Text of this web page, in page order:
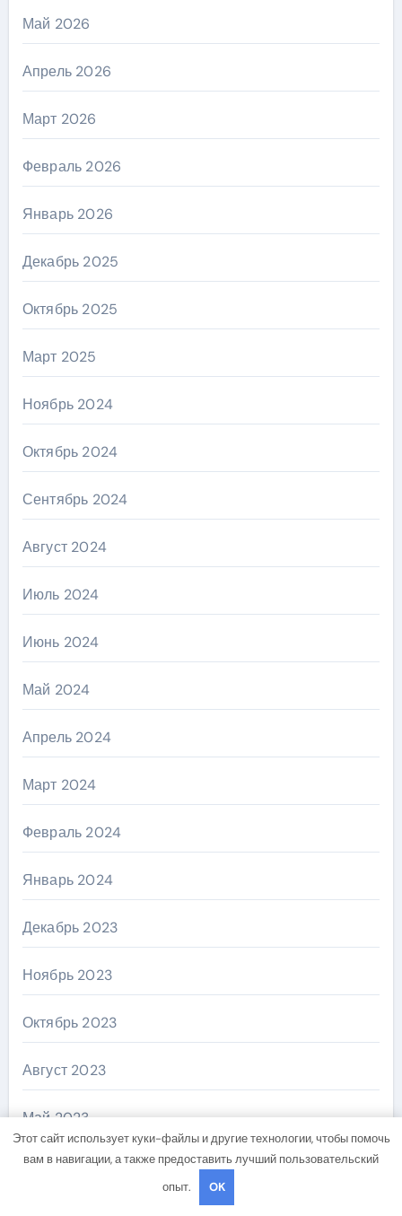
Май 2026
Апрель 2026
Март 2026
Февраль 2026
Январь 2026
Декабрь 2025
Октябрь 2025
Март 2025
Ноябрь 2024
Октябрь 2024
Сентябрь 2024
Август 2024
Июль 2024
Июнь 2024
Май 2024
Апрель 2024
Март 2024
Февраль 2024
Январь 2024
Декабрь 2023
Ноябрь 2023
Октябрь 2023
Август 2023
Май 2023
Апрель 2023
Этот сайт использует куки-файлы и другие технологии, чтобы помочь
вам в навигации, а также предоставить лучший пользовательский
опыт.
OK